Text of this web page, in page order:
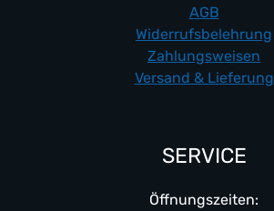
AGB
Widerrufsbelehrung
Zahlungsweisen
Versand & Lieferung
SERVICE
Öffnungszeiten: